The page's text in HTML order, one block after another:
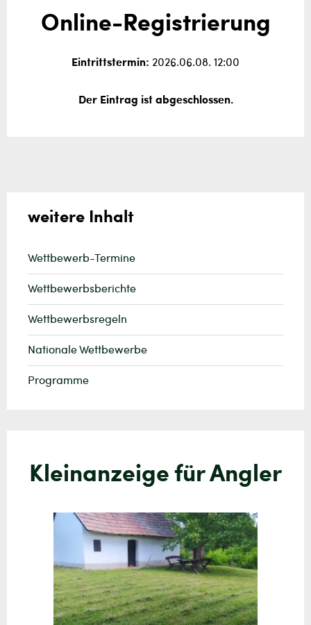
Online-Registrierung
Eintrittstermin: 2026.06.08. 12:00
Der Eintrag ist abgeschlossen.
weitere Inhalt
Wettbewerb-Termine
Wettbewerbsberichte
Wettbewerbsregeln
Nationale Wettbewerbe
Programme
Kleinanzeige für Angler